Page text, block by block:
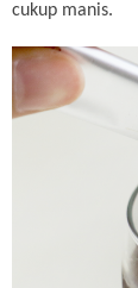
cukup manis.